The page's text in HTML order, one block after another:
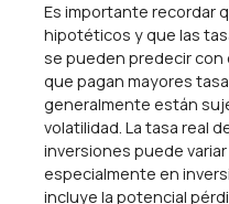
Es importante recordar
hipotéticos y que las
se pueden predecir con
que pagan mayores
generalmente están
volatilidad. La tasa real
inversiones puede
especialmente en
incluye la potencial